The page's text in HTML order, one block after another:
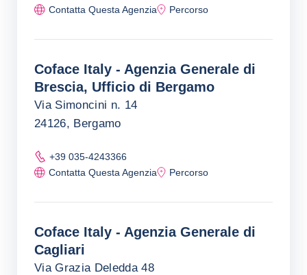
Contatta Questa Agenzia
Percorso
Coface Italy - Agenzia Generale di
Brescia, Ufficio di Bergamo
Via Simoncini n. 14
24126, Bergamo
+39 035-4243366
Contatta Questa Agenzia
Percorso
Coface Italy - Agenzia Generale di
Cagliari
Via Grazia Deledda 48